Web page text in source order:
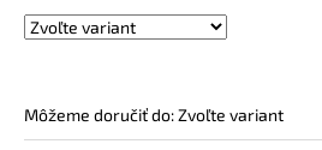
Môžeme doručiť do:Zvoľte variant
TRIČKO
FLORA
€44,99